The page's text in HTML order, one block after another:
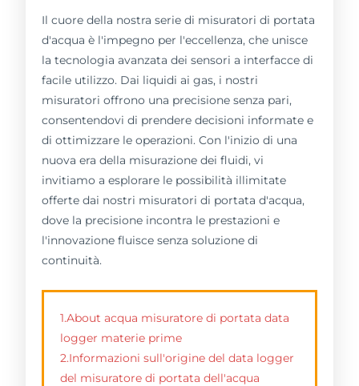
Il cuore della nostra serie di misuratori di portata
d'acqua è l'impegno per l'eccellenza, che unisce
la tecnologia avanzata dei sensori a interfacce di
facile utilizzo. Dai liquidi ai gas, i nostri
misuratori offrono una precisione senza pari,
consentendovi di prendere decisioni informate e
di ottimizzare le operazioni. Con l'inizio di una
nuova era della misurazione dei fluidi, vi
invitiamo a esplorare le possibilità illimitate
offerte dai nostri misuratori di portata d'acqua,
dove la precisione incontra le prestazioni e
l'innovazione fluisce senza soluzione di
continuità.
1.About acqua misuratore di portata data
logger materie prime
2.Informazioni sull'origine del data logger
del misuratore di portata dell'acqua